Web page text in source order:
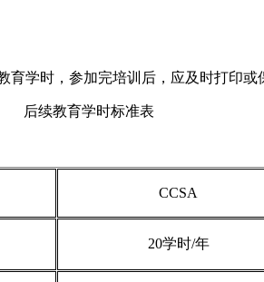
学时，参加完培训后，应及时打印或
后续教育学时标准表
CCSA
20学时/年